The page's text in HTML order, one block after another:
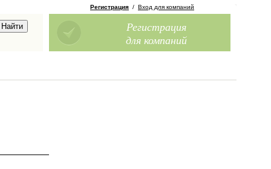
Регистрация / Вход для компаний
Регистрация
для компаний